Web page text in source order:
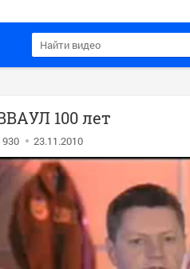
100 лет
930 23.11.2010